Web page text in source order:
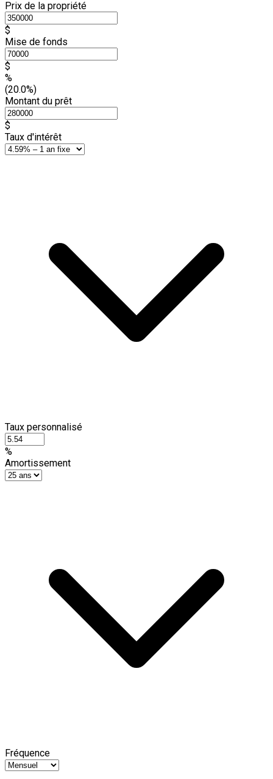
Prix de la propriété
$
Mise de fonds
$
%
(20.0%)
Montant du prêt
$
Taux d'intérêt
Taux personnalisé
%
Amortissement
Fréquence